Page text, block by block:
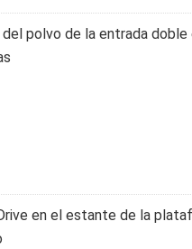
del polvo de la entrada
en el estante de la